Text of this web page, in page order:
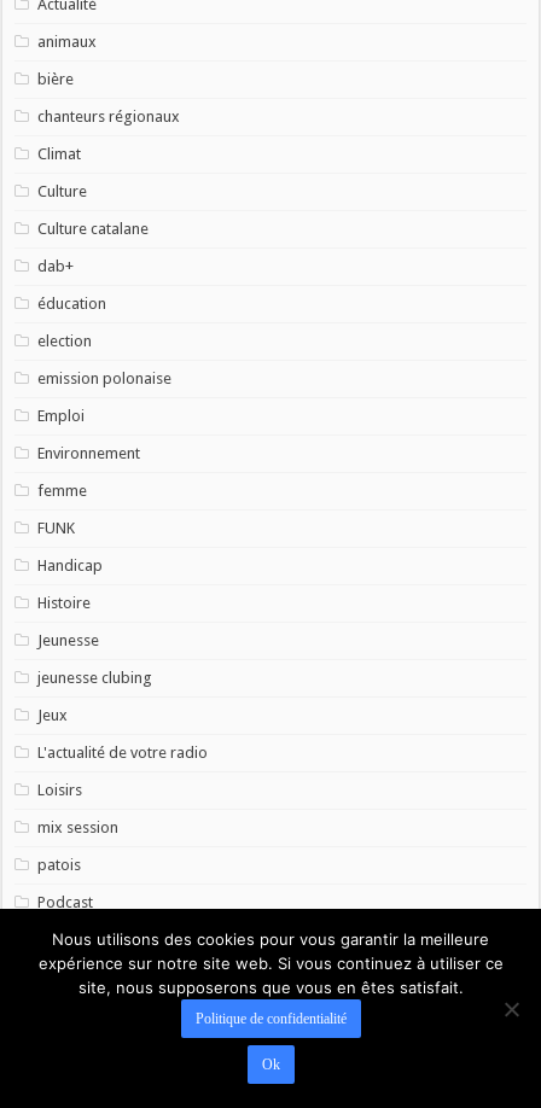
Actualité
animaux
bière
chanteurs régionaux
Climat
Culture
Culture catalane
dab+
éducation
election
emission polonaise
Emploi
Environnement
femme
FUNK
Handicap
Histoire
Jeunesse
jeunesse clubing
Jeux
L'actualité de votre radio
Loisirs
mix session
patois
Podcast
radio plus live tribute
Santé
Nous utilisons des cookies pour vous garantir la meilleure
expérience sur notre site web. Si vous continuez à utiliser ce
site, nous supposerons que vous en êtes satisfait.
Politique de confidentialité
Ok